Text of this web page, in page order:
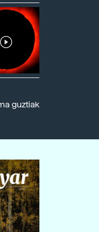
guztiak